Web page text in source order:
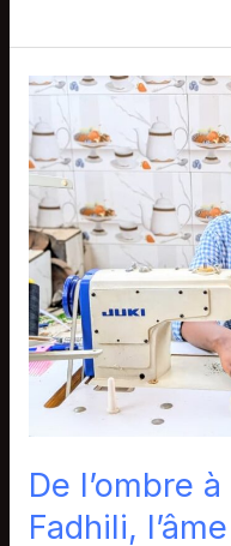
De l’ombre
Fadhili,
De
l’ombre
à
la
lumière
:
Prisca
Fadhili,
l’âme
derrière